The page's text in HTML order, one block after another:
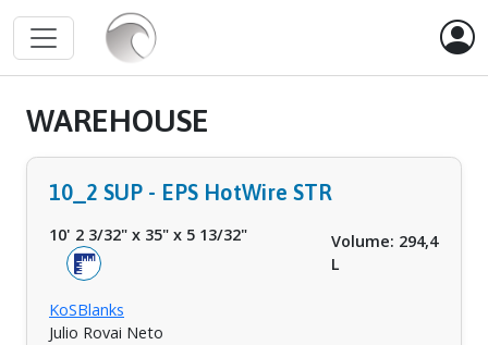
WAREHOUSE
10_2 SUP - EPS HotWire STR
10' 2 3/32" x 35" x 5 13/32"
Volume: 294,4
L
KoSBlanks
Julio Rovai Neto